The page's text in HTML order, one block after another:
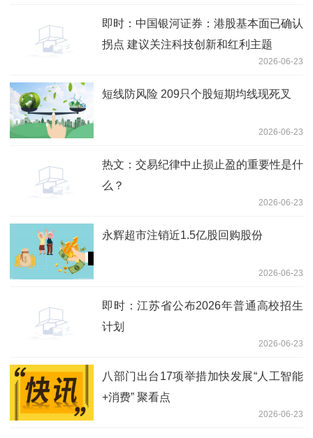
即时：中国银河证券：港股基本面已确认
拐点 建议关注科技创新和红利主题
2026-06-23
短线防风险 209只个股短期均线现死叉
2026-06-23
热文：交易纪律中止损止盈的重要性是什
么？
2026-06-23
永辉超市注销近1.5亿股回购股份
2026-06-23
即时：江苏省公布2026年普通高校招生
计划
2026-06-23
八部门出台17项举措加快发展“人工智能
+消费” 聚看点
2026-06-23